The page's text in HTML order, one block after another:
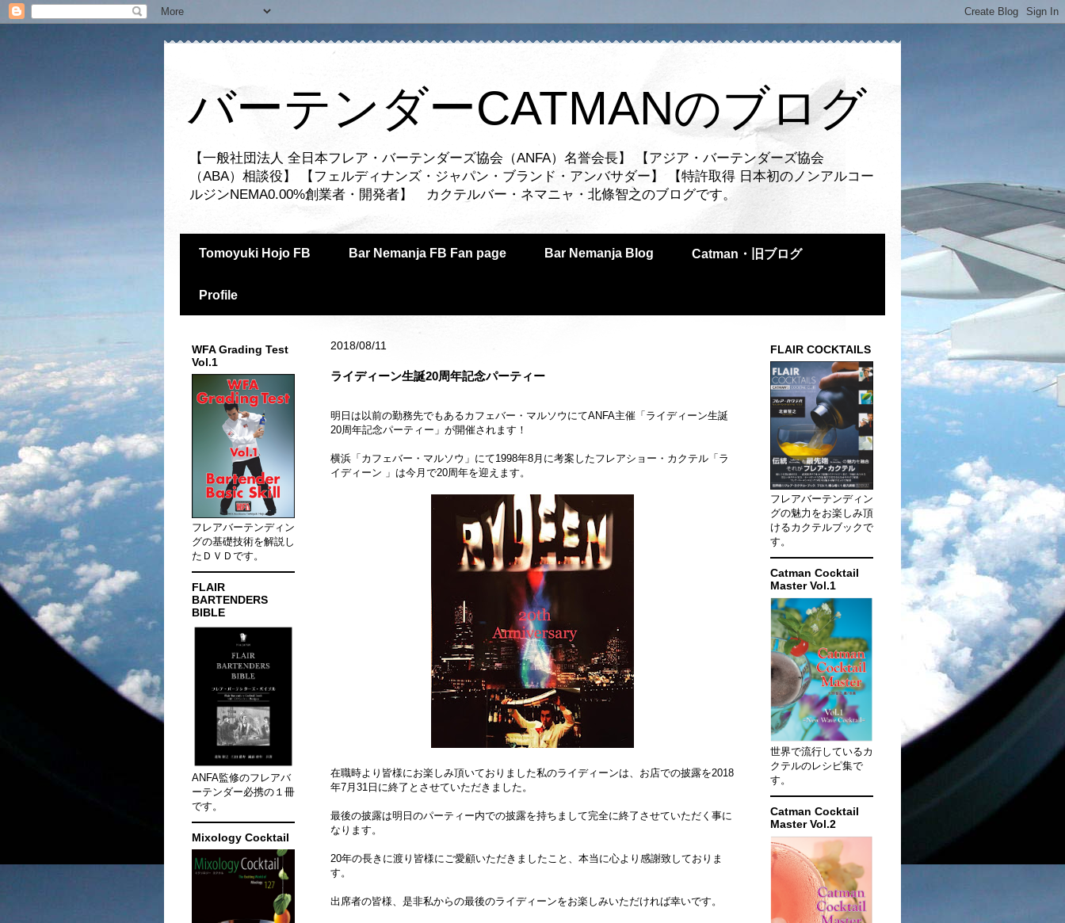
バーテンダーCATMANのブログ
【一般社団法人 全日本フレア・バーテンダーズ協会（ANFA）名誉会長】 【アジア・バーテンダーズ協会
（ABA）相談役】 【フェルディナンズ・ジャパン・ブランド・アンバサダー】 【特許取得 日本初のノンアルコー
ルジンNEMA0.00%創業者・開発者】 カクテルバー・ネマニャ・北條智之のブログです。
Tomoyuki Hojo FB Bar Nemanja FB Fan page Bar Nemanja Blog Catman・旧ブログ
Profile
2018/08/11
ライディーン生誕20周年記念パーティー
明日は以前の勤務先でもあるカフェバー・マルソウにてANFA主催「ライディーン生誕
20周年記念パーティー」が開催されます！
横浜「カフェバー・マルソウ」にて1998年8月に考案したフレアショー・カクテル「ラ
イディーン 」は今月で20周年を迎えます。
在職時より皆様にお楽しみ頂いておりました私のライディーンは、お店での披露を2018
年7月31日に終了とさせていただきました。
最後の披露は明日のパーティー内での披露を持ちまして完全に終了させていただく事に
なります。
20年の長きに渡り皆様にご愛顧いただきましたこと、本当に心より感謝致しておりま
す。
出席者の皆様、是非私からの最後のライディーンをお楽しみいただければ幸いです。
WFA Grading Test
Vol.1
フレアバーテンディン
グの基礎技術を解説し
たＤＶＤです。
FLAIR
BARTENDERS
BIBLE
ANFA監修のフレアバ
ーテンダー必携の１冊
です。
Mixology Cocktail
FLAIR COCKTAILS
フレアバーテンディン
グの魅力をお楽しみ頂
けるカクテルブックで
す。
Catman Cocktail
Master Vol.1
世界で流行しているカ
クテルのレシピ集で
す。
Catman Cocktail
Master Vol.2